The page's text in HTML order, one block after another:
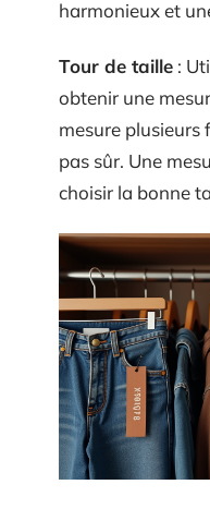
harmonieux et
Tour de taille :
obtenir une
mesure plusieurs
pas sûr. Une
choisir la bonne